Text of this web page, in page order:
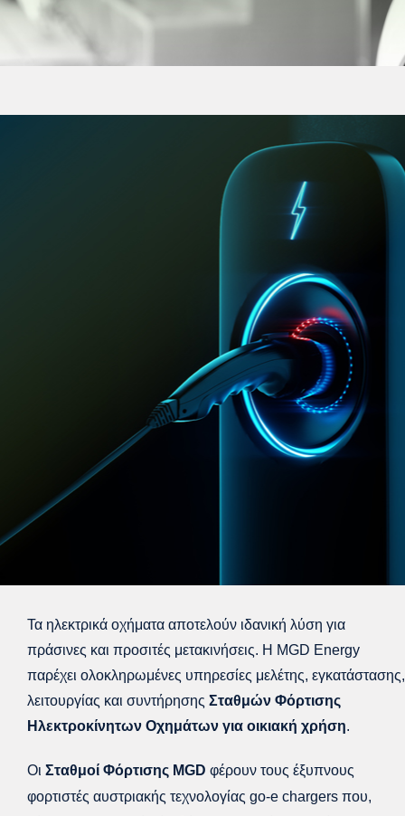
Τα ηλεκτρικά οχήματα αποτελούν ιδανική λύση για
πράσινες και προσιτές μετακινήσεις. Η MGD Energy
παρέχει ολοκληρωμένες υπηρεσίες μελέτης, εγκατάστασης,
λειτουργίας και συντήρησης Σταθμών Φόρτισης
Ηλεκτροκίνητων Οχημάτων για οικιακή χρήση.
Οι Σταθμοί Φόρτισης MGD φέρουν τους έξυπνους
φορτιστές αυστριακής τεχνολογίας go-e chargers που,